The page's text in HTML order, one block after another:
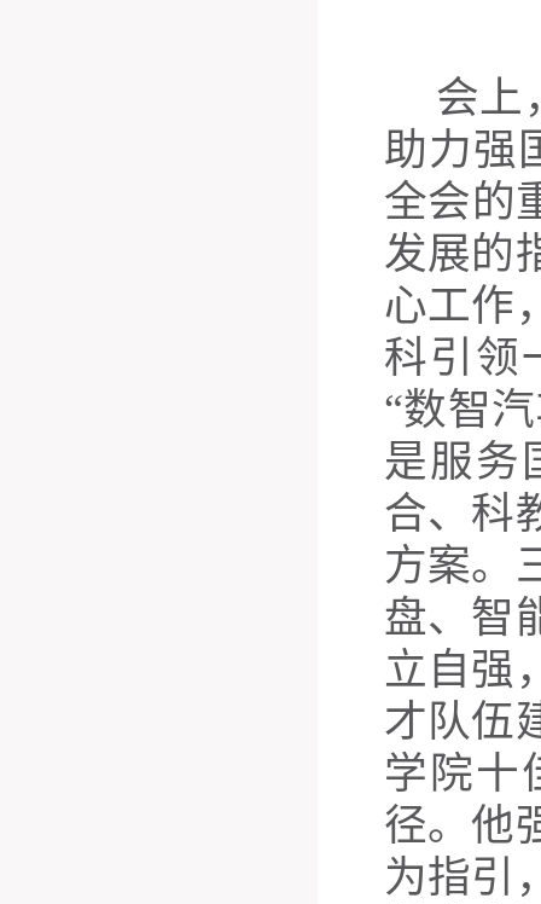
会上
助力强
全会的
发展的
心工作
科引领
“数智
是服务
合、科
方案。
盘、智
立自强
才队伍
学院十
径。他
为指引